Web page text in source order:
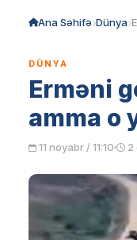
Ana Səhifə Dünya
DÜNYA
Erməni
amma o
11 noyabr / 11:10 2